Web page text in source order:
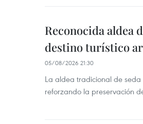
Reconocida aldea
destino turístico
05/08/2026 21:30
La aldea tradicional de seda
reforzando la preservación